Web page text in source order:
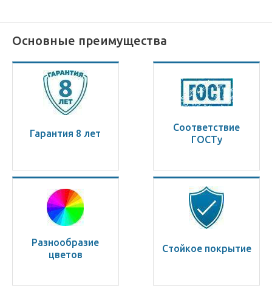
Основные преимущества
Гарантия 8 лет
Соответствие
ГОСТу
Разнообразие
цветов
Стойкое покрытие